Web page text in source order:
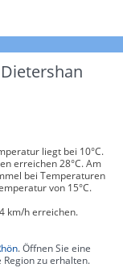
liegt bei 10°C.
erreichen 28°C. Am
bei Temperaturen
von 15°C.
km/h erreichen.
. Öffnen Sie eine
zu erhalten.